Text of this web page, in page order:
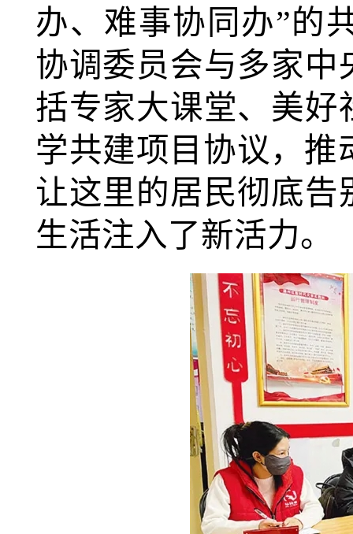
办、难事协同办”的
协调委员会与多家中
括专家大课堂、美好
学共建项目协议，推
让这里的居民彻底告
生活注入了新活力。